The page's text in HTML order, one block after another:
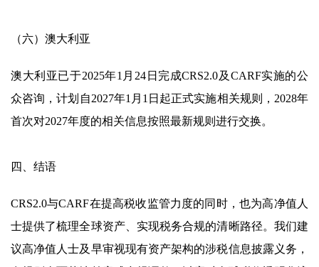
（六）澳大利亚
澳大利亚已于2025年1月24日完成CRS2.0及CARF实施的公
众咨询，计划自2027年1月1日起正式实施相关规则，2028年
首次对2027年度的相关信息按照最新规则进行交换。
四、结语
CRS2.0与CARF在提高税收监管力度的同时，也为高净值人
士提供了梳理全球资产、实现税务合规的清晰路径。我们建
议高净值人士及早审视现有资产架构的涉税信息披露义务，